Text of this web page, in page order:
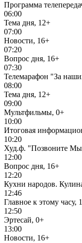
Программа
06:00
Тема дня, 12+
07:00
Новости, 16+
07:20
Вопрос дня, 16+
07:30
Телемарафон "За
08:00
Тема дня, 12+
09:00
Мультфильмы, 0+
10:00
Итоговая
10:20
Худ.ф. "Позвоните
12:00
Вопрос дня, 16+
12:20
Кухни народов.
12:46
Главное к этому часу,
12:50
Эртесай, 0+
13:00
Новости, 16+